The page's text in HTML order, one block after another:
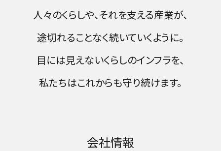
人々のくらしや、それを支える産業が、
途切れることなく続いていくように。
目には見えないくらしのインフラを、
私たちはこれからも守り続けます。
会社情報